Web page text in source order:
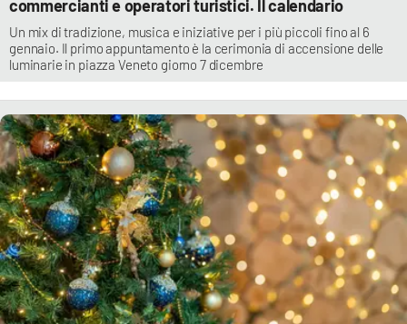
commercianti e operatori turistici. Il calendario
Un mix di tradizione, musica e iniziative per i più piccoli fino al 6
gennaio. Il primo appuntamento è la cerimonia di accensione delle
luminarie in piazza Veneto giorno 7 dicembre